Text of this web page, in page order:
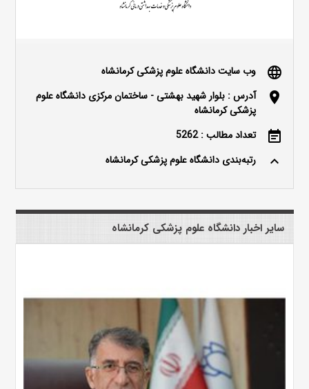
language وب سایت دانشگاه علوم پزشکی کرمانشاه
location_on
آدرس : بلوار شهید بهشتی - ساختمان مرکزی دانشگاه علوم
پزشکی کرمانشاه
event_note تعداد مطالب : 5262
keyboard_arrow_up رتبه‌بندی دانشگاه علوم پزشکی کرمانشاه
سایر اخبار دانشگاه علوم پزشکی کرمانشاه